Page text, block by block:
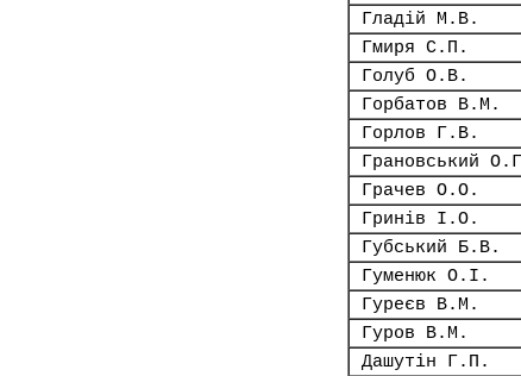
Гладій М.В.
Гмиря С.П.
Голуб О.В.
Горбатов В.М.
Горлов Г.В.
Грановський
Грачев О.О.
Гринів І.О.
Губський Б.В.
Гуменюк О.І.
Гуреєв В.М.
Гуров В.М.
Дашутін Г.П.